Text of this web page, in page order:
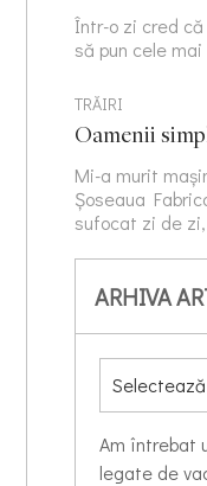
Într-o zi cred
să pun cele
TRĂIRI
Oamenii
Mi-a murit
Șoseaua
sufocat zi de
ARHIVA
Am întrebat
legate de